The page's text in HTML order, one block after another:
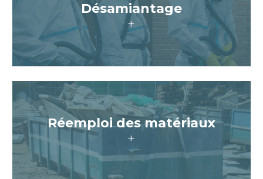
Désamiantage
+
Réemploi des matériaux
+